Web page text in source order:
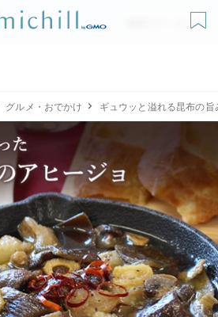
無料ダウンロード
グルメ・おでかけ ギュウッと溢れる昆布の